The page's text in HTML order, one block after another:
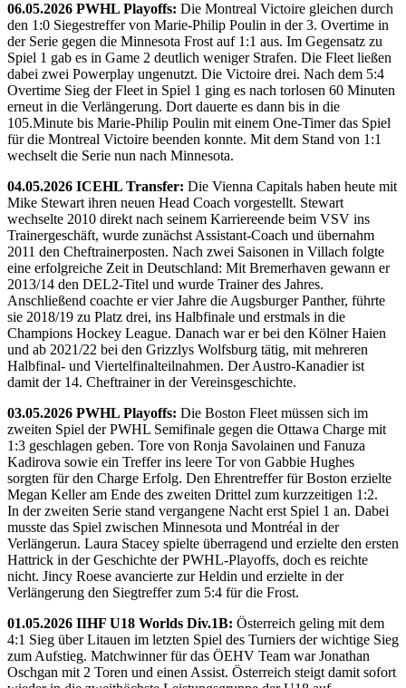
06.05.2026 PWHL Playoffs: Die Montreal Victoire gleichen durch
den 1:0 Siegestreffer von Marie-Philip Poulin in der 3. Overtime in
der Serie gegen die Minnesota Frost auf 1:1 aus. Im Gegensatz zu
Spiel 1 gab es in Game 2 deutlich weniger Strafen. Die Fleet ließen
dabei zwei Powerplay ungenutzt. Die Victoire drei. Nach dem 5:4
Overtime Sieg der Fleet in Spiel 1 ging es nach torlosen 60 Minuten
erneut in die Verlängerung. Dort dauerte es dann bis in die
105.Minute bis Marie-Philip Poulin mit einem One-Timer das Spiel
für die Montreal Victoire beenden konnte. Mit dem Stand von 1:1
wechselt die Serie nun nach Minnesota.
04.05.2026 ICEHL Transfer: Die Vienna Capitals haben heute mit
Mike Stewart ihren neuen Head Coach vorgestellt. Stewart
wechselte 2010 direkt nach seinem Karriereende beim VSV ins
Trainergeschäft, wurde zunächst Assistant-Coach und übernahm
2011 den Cheftrainerposten. Nach zwei Saisonen in Villach folgte
eine erfolgreiche Zeit in Deutschland: Mit Bremerhaven gewann er
2013/14 den DEL2-Titel und wurde Trainer des Jahres.
Anschließend coachte er vier Jahre die Augsburger Panther, führte
sie 2018/19 zu Platz drei, ins Halbfinale und erstmals in die
Champions Hockey League. Danach war er bei den Kölner Haien
und ab 2021/22 bei den Grizzlys Wolfsburg tätig, mit mehreren
Halbfinal- und Viertelfinalteilnahmen. Der Austro-Kanadier ist
damit der 14. Cheftrainer in der Vereinsgeschichte.
03.05.2026 PWHL Playoffs: Die Boston Fleet müssen sich im
zweiten Spiel der PWHL Semifinale gegen die Ottawa Charge mit
1:3 geschlagen geben. Tore von Ronja Savolainen und Fanuza
Kadirova sowie ein Treffer ins leere Tor von Gabbie Hughes
sorgten für den Charge Erfolg. Den Ehrentreffer für Boston erzielte
Megan Keller am Ende des zweiten Drittel zum kurzzeitigen 1:2.
In der zweiten Serie stand vergangene Nacht erst Spiel 1 an. Dabei
musste das Spiel zwischen Minnesota und Montréal in der
Verlängerun. Laura Stacey spielte überragend und erzielte den ersten
Hattrick in der Geschichte der PWHL-Playoffs, doch es reichte
nicht. Jincy Roese avancierte zur Heldin und erzielte in der
Verlängerung den Siegtreffer zum 5:4 für die Frost.
01.05.2026 IIHF U18 Worlds Div.1B: Österreich geling mit dem
4:1 Sieg über Litauen im letzten Spiel des Turniers der wichtige Sieg
zum Aufstieg. Matchwinner für das ÖEHV Team war Jonathan
Oschgan mit 2 Toren und einen Assist. Österreich steigt damit sofort